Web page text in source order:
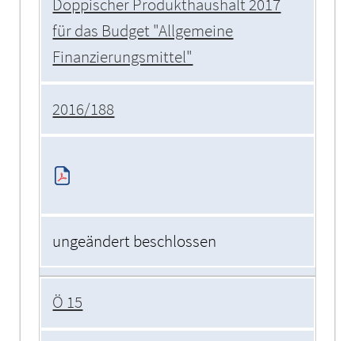
Doppischer Produkthaushalt 2017
für das Budget "Allgemeine
Finanzierungsmittel"
2016/188
ungeändert beschlossen
Ö 15